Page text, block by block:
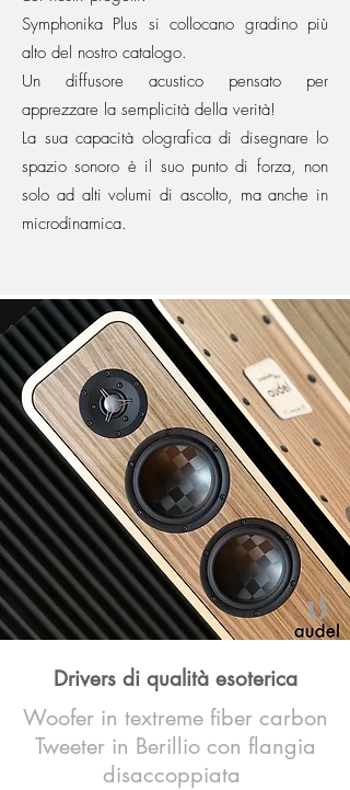
Symphonika Plus si collocano gradino più
alto del nostro catalogo.
Un diffusore acustico pensato per
apprezzare la semplicità della verità!
La sua capacità olografica di disegnare lo
spazio sonoro è il suo punto di forza, non
solo ad alti volumi di ascolto, ma anche in
microdinamica.
Drivers di qualità esoterica
Woofer in textreme fiber carbon
Tweeter in Berillio con flangia
disaccoppiata